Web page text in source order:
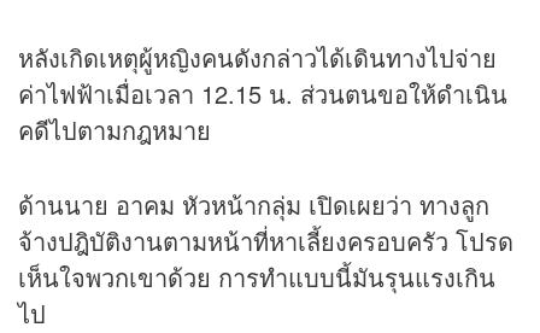
หลังเกิดเหตุผู้หญิงคนดังกล่าวได้เดินทางไปจ่าย
ค่าไฟฟ้าเมื่อเวลา 12.15 น. ส่วนตนขอให้ดำเนิน
คดีไปตามกฎหมาย
ด้านนาย อาคม หัวหน้ากลุ่ม เปิดเผยว่า ทางลูก
จ้างปฎิบัติงานตามหน้าที่หาเลี้ยงครอบครัว โปรด
เห็นใจพวกเขาด้วย การทำแบบนี้มันรุนแรงเกิน
ไป